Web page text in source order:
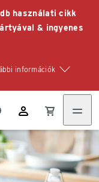
használati cikk
& ingyenes
információk